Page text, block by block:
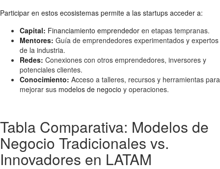
Participar en estos ecosistemas permite a las startups acceder a:
Capital: Financiamiento emprendedor en etapas tempranas.
Mentores: Guía de emprendedores experimentados y expertos
de la industria.
Redes: Conexiones con otros emprendedores, inversores y
potenciales clientes.
Conocimiento: Acceso a talleres, recursos y herramientas para
mejorar sus modelos de negocio y operaciones.
Tabla Comparativa: Modelos de
Negocio Tradicionales vs.
Innovadores en LATAM